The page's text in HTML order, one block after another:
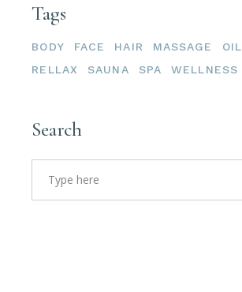
Tags
BODY FACE HAIR MASSAGE OIL
RELLAX
SAUNA SPA WELLNESS
Search